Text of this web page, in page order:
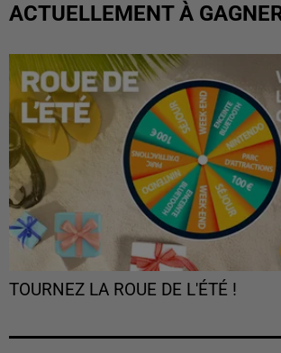
ACTUELLEMENT À
TOURNEZ LA ROUE DE L'ÉTÉ !